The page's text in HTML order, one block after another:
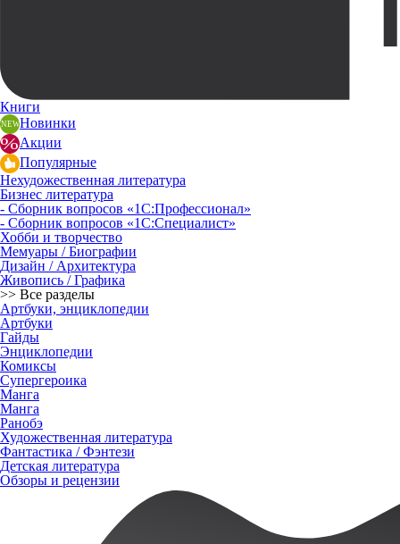
Книги
Новинки
Акции
Популярные
Нехудожественная литература
Бизнес литература
- Сборник вопросов «1С:Профессионал»
- Сборник вопросов «1С:Специалист»
Хобби и творчество
Мемуары / Биографии
Дизайн / Архитектура
Живопись / Графика
>> Все разделы
Артбуки, энциклопедии
Артбуки
Гайды
Энциклопедии
Комиксы
Супергероика
Манга
Манга
Ранобэ
Художественная литература
Фантастика / Фэнтези
Детская литература
Обзоры и рецензии